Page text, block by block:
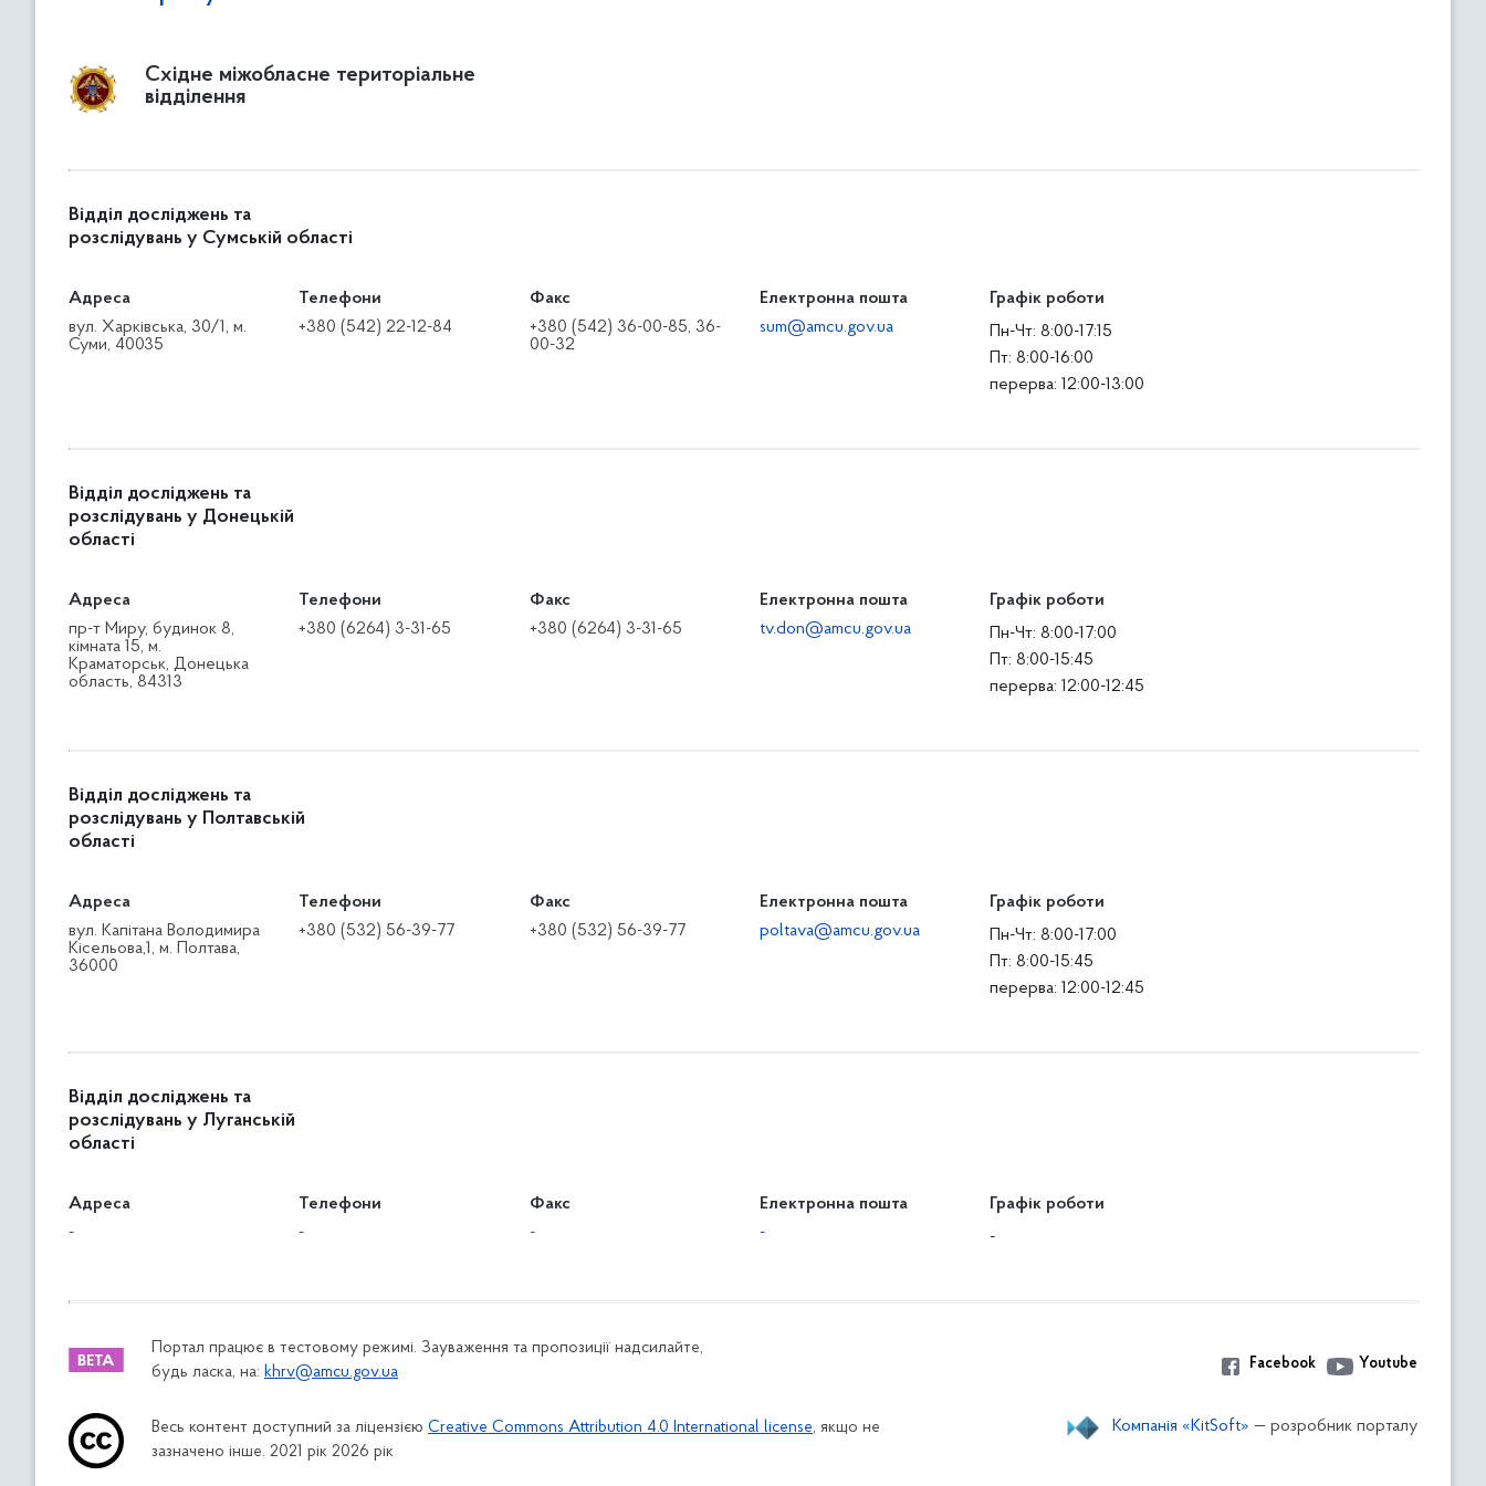
Східне міжобласне територіальне
відділення
Відділ досліджень та
розслідувань у Сумській області
Адреса
вул. Харківська, 30/1, м.
Суми, 40035
Телефони
+380 (542) 22-12-84
Факс
+380 (542) 36-00-85, 36-
00-32
Електронна пошта
sum@amcu.gov.ua
Графік роботи
Пн-Чт: 8:00-17:15
Пт: 8:00-16:00
перерва: 12:00-13:00
Відділ досліджень та
розслідувань у Донецькій
області
Адреса
пр-т Миру, будинок 8,
кімната 15, м.
Краматорськ, Донецька
область, 84313
Телефони
+380 (6264) 3-31-65
Факс
+380 (6264) 3-31-65
Електронна пошта
tv.don@amcu.gov.ua
Графік роботи
Пн-Чт: 8:00-17:00
Пт: 8:00-15:45
перерва: 12:00-12:45
Відділ досліджень та
розслідувань у Полтавській
області
Адреса
вул. Капітана Володимира
Кісельова,1, м. Полтава,
36000
Телефони
+380 (532) 56-39-77
Факс
+380 (532) 56-39-77
Електронна пошта
poltava@amcu.gov.ua
Графік роботи
Пн-Чт: 8:00-17:00
Пт: 8:00-15:45
перерва: 12:00-12:45
Відділ досліджень та
розслідувань у Луганській
області
Адреса
-
Телефони
-
Факс
-
Електронна пошта
-
Графік роботи
-
Портал працює в тестовому режимі. Зауваження та пропозиції надсилайте,
будь ласка, на: khrv@amcu.gov.ua Facebook Youtube
Весь контент доступний за ліцензією Creative Commons Attribution 4.0 International license, якщо не
зазначено інше. 2021 рік 2026 рік
Компанія «KitSoft» — розробник порталу